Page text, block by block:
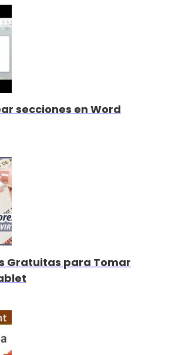
secciones en Word
Gratuitas para Tomar